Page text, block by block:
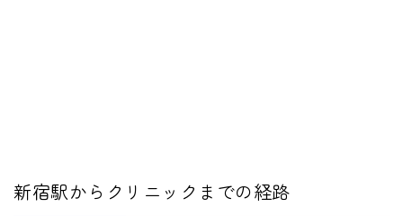
新宿駅からクリニックまでの経路